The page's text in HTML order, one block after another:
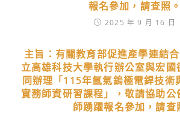
報名參加，請查照。
2025 年 9 月 16 日
主旨：有關教育部促進產學連結
立高雄科技大學執行辦公室與宏國
同辦理「115年氬氣鎢極電銲技術
實務師資研習課程」，敬請協助公
師踴躍報名參加，請查